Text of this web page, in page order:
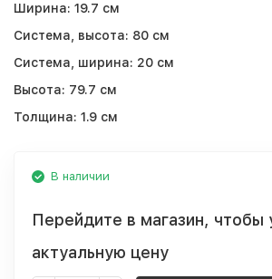
Ширина: 19.7 см
Система, высота: 80 см
Система, ширина: 20 см
Высота: 79.7 см
Толщина: 1.9 см
В наличии
Перейдите в магазин, чтобы
актуальную цену